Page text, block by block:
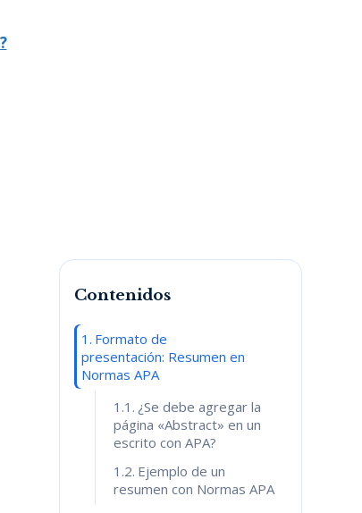
Contenidos
Formato de
presentación: Resumen en
Normas APA
¿Se debe agregar la
página «Abstract» en un
escrito con APA?
Ejemplo de un
resumen con Normas APA